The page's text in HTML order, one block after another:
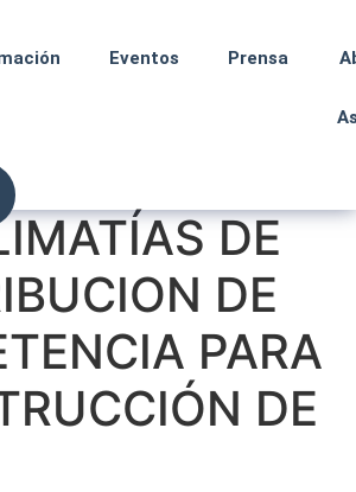
Eventos Prensa
DE
DE
PARA
DE